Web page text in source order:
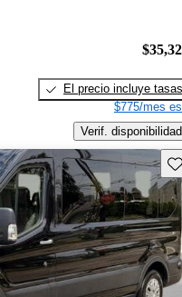
El precio incluye tasas
$775/mes
Verif. disponibilidad